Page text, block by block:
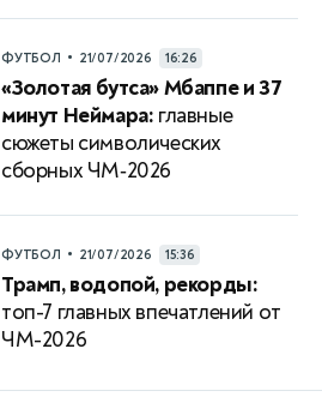
ФУТБОЛ • 21/07/2026 16:26
«Золотая бутса» Мбаппе и 37
минут Неймара: главные
сюжеты символических
сборных ЧМ‑2026
ФУТБОЛ • 21/07/2026 15:36
Трамп, водопой, рекорды:
топ-7 главных впечатлений от
ЧМ-2026